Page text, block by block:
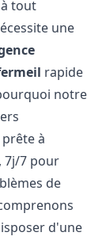
tout
une
rapide
notre
à
7j/7 pour
de
d'une